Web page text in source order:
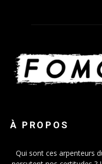
À PROPOS
Qui sont ces arpenteurs